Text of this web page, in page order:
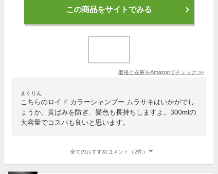
この商品をサイトでみる
価格と在庫をAmazonでチェック >>
まくりん
こちらのロイド カラーシャンプー ムラサキはいかがでし
ょうか。黄ばみを防ぎ、髪色も長持ちしますよ。300mlの
大容量でコスパも良いと思います。
全てのおすすめコメント（2件）